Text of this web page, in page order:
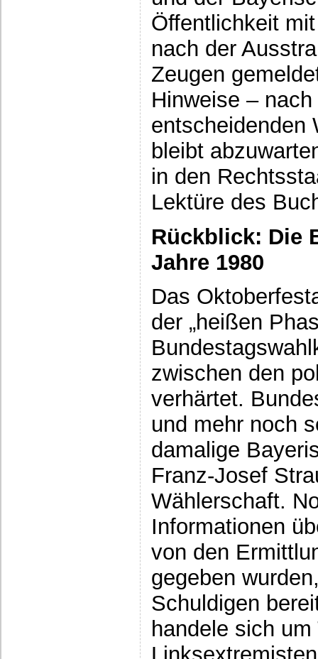
Öffentlichkeit
nach der
Zeugen
Hinweise –
entscheidenden
bleibt
in den
Lektüre des
Rückblick: Die
Jahre 1980
Das
der „heißen
zwischen den
verhärtet.
und mehr noch
damalige
Franz-Josef
Wählerschaft.
Informationen
von den
gegeben
Schuldigen
handele sich um